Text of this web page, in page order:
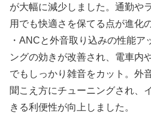
が大幅に減少しました。通勤や
用でも快適さを保てる点が進化
・ANCと外音取り込みの性能ア
ングの効きが改善され、電車内
でもしっかり雑音をカット。外
聞こえ方にチューニングされ、
きる利便性が向上しました。